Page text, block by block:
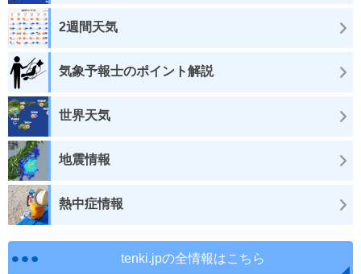
2週間天気
気象予報士のポイント解説
世界天気
地震情報
熱中症情報
tenki.jpの全情報はこちら